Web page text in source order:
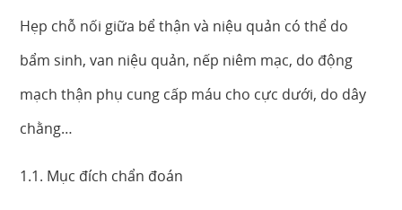
Hẹp chỗ nối giữa bể thận và niệu quản có thể do
bẩm sinh, van niệu quản, nếp niêm mạc, do động
mạch thận phụ cung cấp máu cho cực dưới, do dây
chằng…
1.1. Mục đích chẩn đoán